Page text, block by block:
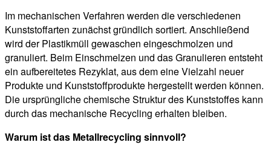
Im mechanischen Verfahren werden die verschiedenen
Kunststoffarten zunächst gründlich sortiert. Anschließend
wird der Plastikmüll gewaschen eingeschmolzen und
granuliert. Beim Einschmelzen und das Granulieren entsteht
ein aufbereitetes Rezyklat, aus dem eine Vielzahl neuer
Produkte und Kunststoffprodukte hergestellt werden können.
Die ursprüngliche chemische Struktur des Kunststoffes kann
durch das mechanische Recycling erhalten bleiben.
Warum ist das Metallrecycling sinnvoll?